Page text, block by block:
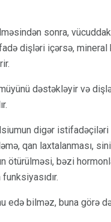
sonra,
dişləri içərsə, mineral
dəstəkləyir və
digər istifadəçiləri
qan laxtalanması,
ötürülməsi, bəzi
edə bilməz, buna görə